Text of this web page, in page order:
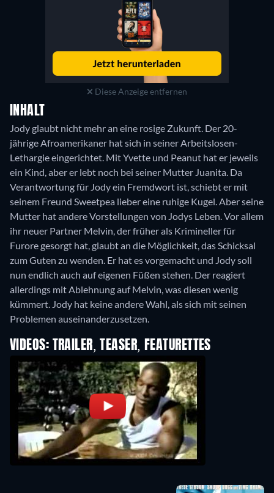
Diese Anzeige entfernen
INHALT
Jody glaubt nicht mehr an eine rosige Zukunft. Der 20-
jährige Afroamerikaner hat sich in seiner Arbeitslosen-
Lethargie eingerichtet. Mit Yvette und Peanut hat er jeweils
ein Kind, aber er lebt noch bei seiner Mutter Juanita. Da
Verantwortung für Jody ein Fremdwort ist, schiebt er mit
seinem Freund Sweetpea lieber eine ruhige Kugel. Aber seine
Mutter hat andere Vorstellungen von Jodys Leben. Vor allem
ihr neuer Partner Melvin, der früher als Krimineller für
Furore gesorgt hat, glaubt an die Möglichkeit, das Schicksal
zum Guten zu wenden. Er hat es vorgemacht und Jody soll
nun endlich auch auf eigenen Füßen stehen. Der reagiert
allerdings mit Ablehnung auf Melvin, was diesen wenig
kümmert. Jody hat keine andere Wahl, als sich mit seinen
Problemen auseinanderzusetzen.
VIDEOS: TRAILER, TEASER, FEATURETTES